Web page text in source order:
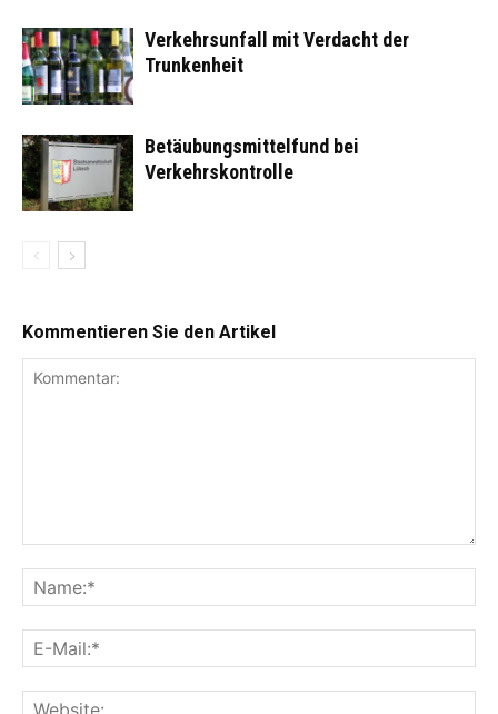
Verkehrsunfall mit Verdacht der
Trunkenheit
Betäubungsmittelfund bei
Verkehrskontrolle
Kommentieren Sie den Artikel